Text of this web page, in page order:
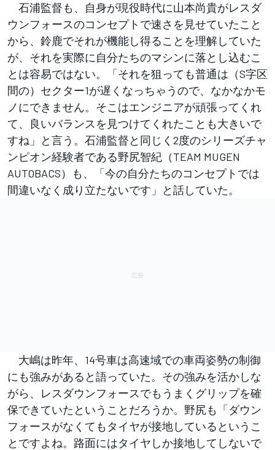
石浦監督も、自身が現役時代に山本尚貴がレスダ
ウンフォースのコンセプトで速さを見せていたこと
から、鈴鹿でそれが機能し得ることを理解していた
が、それを実際に自分たちのマシンに落とし込むこ
とは容易ではない。「それを狙っても普通は（S字区
間の）セクター1が遅くなっちゃうので、なかなかモ
ノにできません。そこはエンジニアが頑張ってくれ
て、良いバランスを見つけてくれたことも大きいで
すね」と言う。石浦監督と同じく2度のシリーズチャ
ンピオン経験者である野尻智紀（TEAM MUGEN
AUTOBACS）も、「今の自分たちのコンセプトでは
間違いなく成り立たないです」と話していた。
大嶋は昨年、14号車は高速域での車両姿勢の制御
にも強みがあると語っていた。その強みを活かしな
がら、レスダウンフォースでもうまくグリップを確
保できていたということだろうか。野尻も「ダウン
フォースがなくてもタイヤが接地しているというこ
とですよね。路面にはタイヤしか接地してしないで